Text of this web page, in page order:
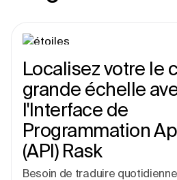
Localisez votre le
grande échelle
l'Interface de
Programmation
(API) Rask
Besoin de traduire